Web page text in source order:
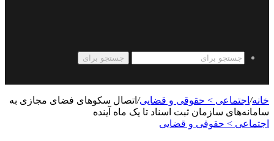
جستجو برای
خانه/ اجتماعی > حقوقی و قضایی/ اتصال سکوهای فضای مجازی به
سامانه‌های سازمان ثبت اسناد تا یک ماه آینده
اجتماعی > حقوقی و قضایی